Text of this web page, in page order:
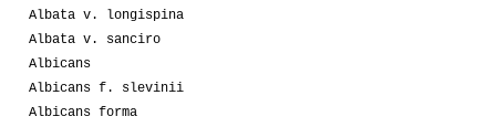
Albata v. longispina
Albata v. sanciro
Albicans
Albicans f. slevinii
Albicans forma